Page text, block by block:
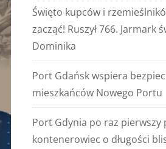
Święto kupców i
zacząć! Ruszył 766. Jarmark
Dominika
Port Gdańsk wspiera
mieszkańców Nowego Portu
Port Gdynia po raz pierwszy
kontenerowiec o długości